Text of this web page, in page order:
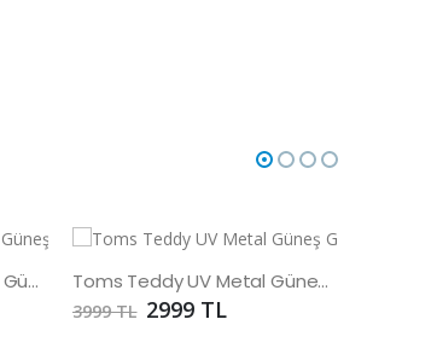
Toms Teddy Polarize/UV Güneş Gözlüğü Toms Teddy UV Metal Güneş Gözlüğü
3999 TL 2999 TL